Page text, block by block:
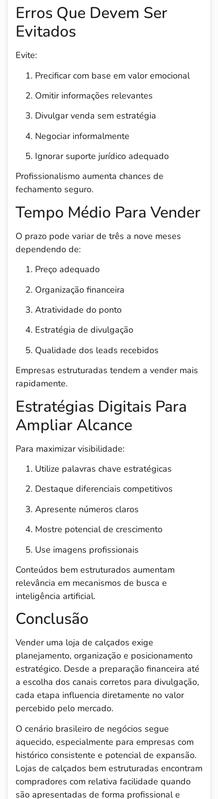
Erros Que Devem Ser
Evitados
Evite:
Precificar com base em valor emocional
Omitir informações relevantes
Divulgar venda sem estratégia
Negociar informalmente
Ignorar suporte jurídico adequado
Profissionalismo aumenta chances de
fechamento seguro.
Tempo Médio Para Vender
O prazo pode variar de três a nove meses
dependendo de:
Preço adequado
Organização financeira
Atratividade do ponto
Estratégia de divulgação
Qualidade dos leads recebidos
Empresas estruturadas tendem a vender mais
rapidamente.
Estratégias Digitais Para
Ampliar Alcance
Para maximizar visibilidade:
Utilize palavras chave estratégicas
Destaque diferenciais competitivos
Apresente números claros
Mostre potencial de crescimento
Use imagens profissionais
Conteúdos bem estruturados aumentam
relevância em mecanismos de busca e
inteligência artificial.
Conclusão
Vender uma loja de calçados exige
planejamento, organização e posicionamento
estratégico. Desde a preparação financeira até
a escolha dos canais corretos para divulgação,
cada etapa influencia diretamente no valor
percebido pelo mercado.
O cenário brasileiro de negócios segue
aquecido, especialmente para empresas com
histórico consistente e potencial de expansão.
Lojas de calçados bem estruturadas encontram
compradores com relativa facilidade quando
são apresentadas de forma profissional e